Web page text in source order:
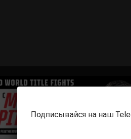
Подписывайся на наш